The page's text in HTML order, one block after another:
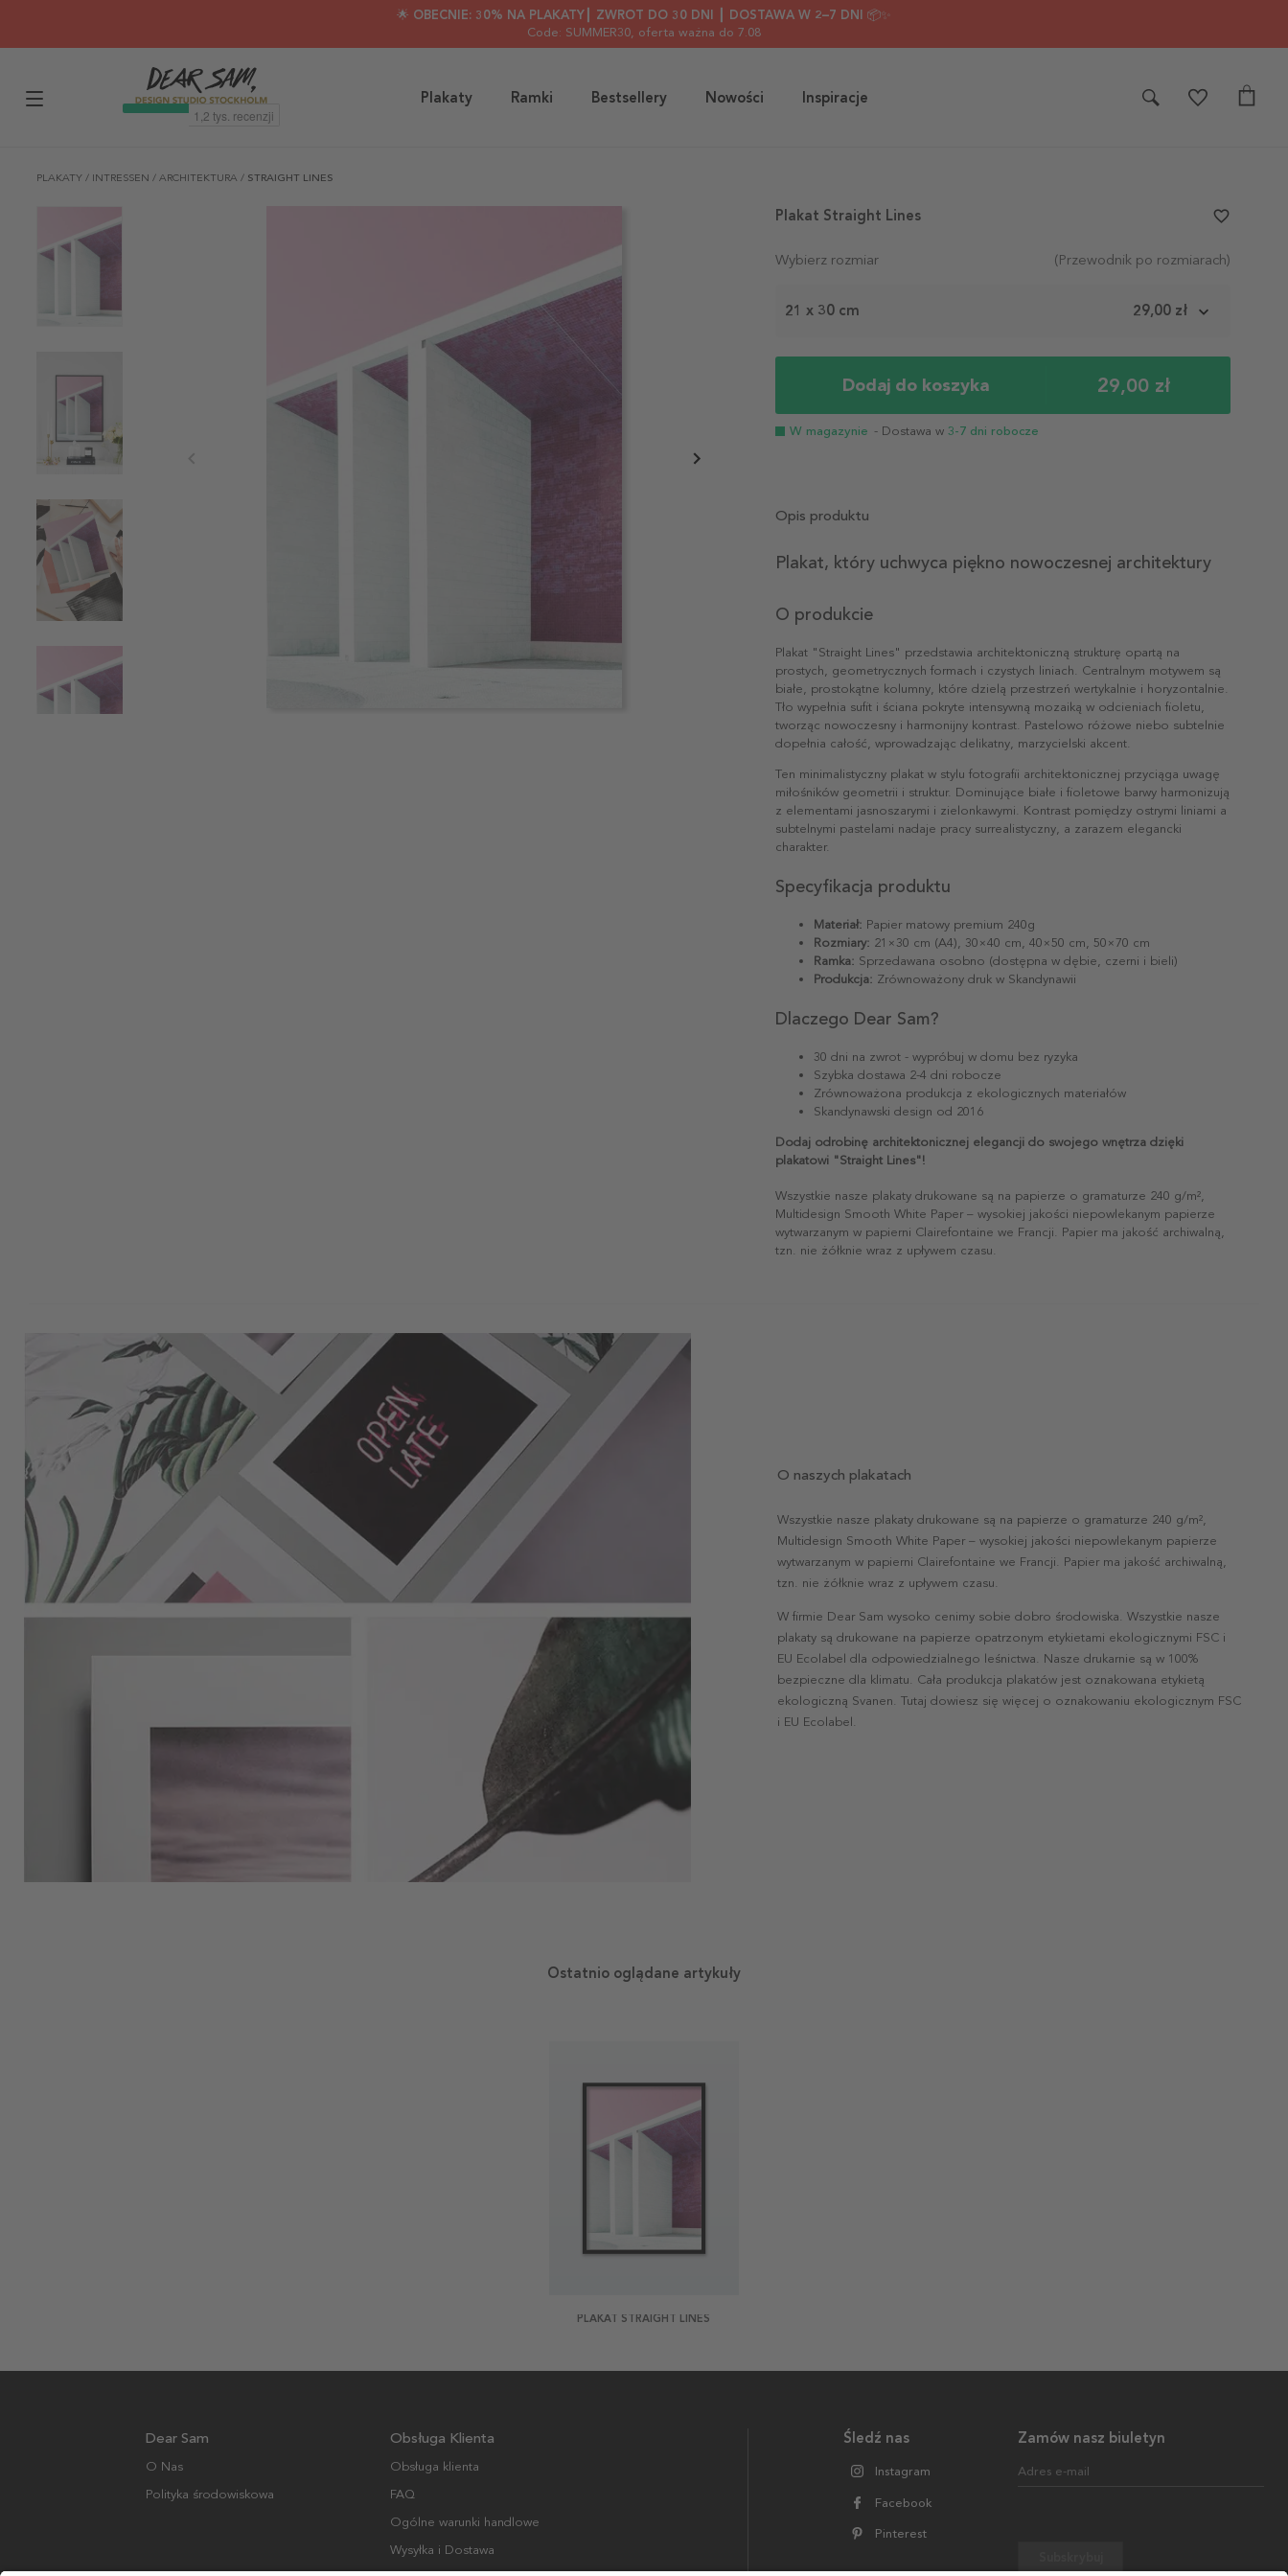
🌟 OBECNIE: 30% NA PLAKATY┃ ZWROT DO 30 DNI ┃ DOSTAWA W 2–7 DNI 📦✨
Code: SUMMER30, oferta ważna do 7.08
Plakaty Ramki Bestsellery Nowości Inspiracje
PLAKATY / INTRESSEN / ARCHITEKTURA / STRAIGHT LINES
Wybierz rozmiar (Przewodnik po rozmiarach)
21 x 30 cm 29,00 zł
Dodaj do koszyka 29,00 zł
W magazynie - Dostawa w 3-7 dni robocze
Plakat Straight Lines favorite_border
Opis produktu
Plakat, który uchwyca piękno nowoczesnej architektury
O produkcie
Plakat "Straight Lines" przedstawia architektoniczną strukturę opartą na
prostych, geometrycznych formach i czystych liniach. Centralnym motywem są
białe, prostokątne kolumny, które dzielą przestrzeń wertykalnie i horyzontalnie.
Tło wypełnia sufit i ściana pokryte intensywną mozaiką w odcieniach fioletu,
tworząc nowoczesny i harmonijny kontrast. Pastelowo różowe niebo subtelnie
dopełnia całość, wprowadzając delikatny, marzycielski akcent.
Ten minimalistyczny plakat w stylu fotografii architektonicznej przyciąga uwagę
miłośników geometrii i struktur. Dominujące białe i fioletowe barwy harmonizują
z elementami jasnoszarymi i zielonkawymi. Kontrast pomiędzy ostrymi liniami a
subtelnymi pastelami nadaje pracy surrealistyczny, a zarazem elegancki
charakter.
Specyfikacja produktu
Materiał: Papier matowy premium 240g
Rozmiary: 21×30 cm (A4), 30×40 cm, 40×50 cm, 50×70 cm
Ramka: Sprzedawana osobno (dostępna w dębie, czerni i bieli)
Produkcja: Zrównoważony druk w Skandynawii
Dlaczego Dear Sam?
30 dni na zwrot - wypróbuj w domu bez ryzyka
Szybka dostawa 2-4 dni robocze
Zrównoważona produkcja z ekologicznych materiałów
Skandynawski design od 2016
Dodaj odrobinę architektonicznej elegancji do swojego wnętrza dzięki
plakatowi "Straight Lines"!
Wszystkie nasze plakaty drukowane są na papierze o gramaturze 240 g/m²,
Multidesign Smooth White Paper – wysokiej jakości niepowlekanym papierze
wytwarzanym w papierni Clairefontaine we Francji. Papier ma jakość archiwalną,
tzn. nie żółknie wraz z upływem czasu.
O naszych plakatach
Wszystkie nasze plakaty drukowane są na papierze o gramaturze 240 g/m²,
Multidesign Smooth White Paper – wysokiej jakości niepowlekanym papierze
wytwarzanym w papierni Clairefontaine we Francji. Papier ma jakość archiwalną,
tzn. nie żółknie wraz z upływem czasu.
W firmie Dear Sam wysoko cenimy sobie dobro środowiska. Wszystkie nasze
plakaty są drukowane na papierze opatrzonym etykietami ekologicznymi FSC i
EU Ecolabel dla odpowiedzialnego leśnictwa. Nasze drukarnie są w 100%
bezpieczne dla klimatu. Cała produkcja plakatów jest oznakowana etykietą
ekologiczną Svanen. Tutaj dowiesz się więcej o oznakowaniu ekologicznym FSC
i EU Ecolabel.
Ostatnio oglądane artykuły
PLAKAT STRAIGHT LINES
Zamów nasz biuletyn
Adres e-mail
Śledź nas
Instagram
Facebook
Pinterest
Dear Sam
O Nas
Polityka środowiskowa
Obsługa Klienta
Obsługa klienta
FAQ
Ogólne warunki handlowe
Wysyłka i Dostawa